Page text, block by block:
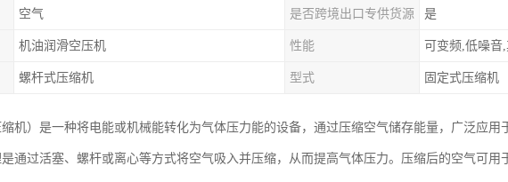
空气 是否跨境出口专供货源 是
机油润滑空压机 性能 可变频,低噪音
螺杆式压缩机 型式 固定式压缩机
机）是一种将电能或机械能转化为气体压力能的设备，通过压缩空气储存能量，广泛应用
通过活塞、螺杆或离心等方式将空气吸入并压缩，从而提高气体压力。压缩后的空气可用